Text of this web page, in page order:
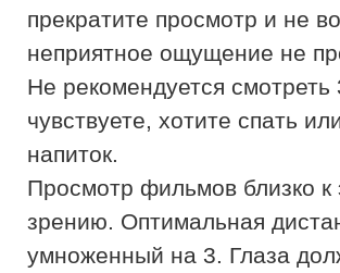
прекратите просмотр и не
неприятное ощущение не
Не рекомендуется
чувствуете, хотите спать
напиток.
Просмотр фильмов близко к
зрению. Оптимальная
умноженный на 3. Глаза